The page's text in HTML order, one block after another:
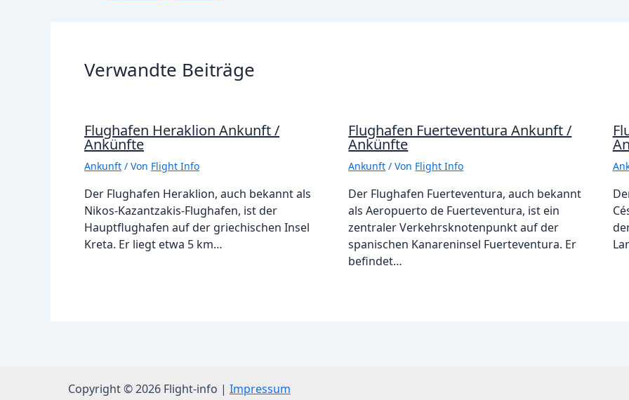
Verwandte Beiträge
Flughafen Heraklion Ankunft /
Ankünfte
Ankunft / Von Flight Info
Der Flughafen Heraklion, auch bekannt als
Nikos-Kazantzakis-Flughafen, ist der
Hauptflughafen auf der griechischen Insel
Kreta. Er liegt etwa 5 km…
Flughafen Fuerteventura Ankunft /
Ankünfte
Ankunft / Von Flight Info
Der Flughafen Fuerteventura, auch bekannt
als Aeropuerto de Fuerteventura, ist ein
zentraler Verkehrsknotenpunkt auf der
spanischen Kanareninsel Fuerteventura. Er
befindet…
Copyright © 2026 Flight-info | Impressum